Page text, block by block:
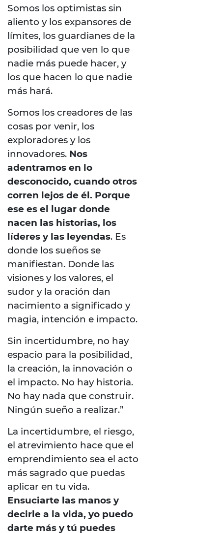
Somos los optimistas sin
aliento y los expansores de
límites, los guardianes de la
posibilidad que ven lo que
nadie más puede hacer, y
los que hacen lo que nadie
más hará.
Somos los creadores de las
cosas por venir, los
exploradores y los
innovadores. Nos
adentramos en lo
desconocido, cuando otros
corren lejos de él. Porque
ese es el lugar donde
nacen las historias, los
líderes y las leyendas. Es
donde los sueños se
manifiestan. Donde las
visiones y los valores, el
sudor y la oración dan
nacimiento a significado y
magia, intención e impacto.
Sin incertidumbre, no hay
espacio para la posibilidad,
la creación, la innovación o
el impacto. No hay historia.
No hay nada que construir.
Ningún sueño a realizar.”
La incertidumbre, el riesgo,
el atrevimiento hace que el
emprendimiento sea el acto
más sagrado que puedas
aplicar en tu vida.
Ensuciarte las manos y
decirle a la vida, yo puedo
darte más y tú puedes